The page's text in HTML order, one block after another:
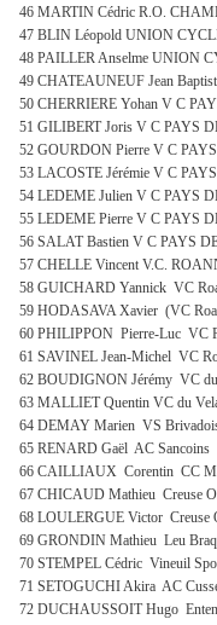
46 MARTIN Cédric R.O.
47 BLIN Léopold UNION
48 PAILLER Anselme UNION
49 CHATEAUNEUF Jean
50 CHERRIERE Yohan V C
51 GILIBERT Joris V C PAYS
52 GOURDON Pierre V C
53 LACOSTE Jérémie V C
54 LEDEME Julien V C PAYS
55 LEDEME Pierre V C PAYS
56 SALAT Bastien V C PAYS
57 CHELLE Vincent V.C.
58 GUICHARD Yannick VC
59 HODASAVA Xavier (VC
60 PHILIPPON Pierre-Luc VC
61 SAVINEL Jean-Michel VC
62 BOUDIGNON Jérémy VC
63 MALLIET Quentin VC du
64 DEMAY Marien VS
65 RENARD Gaël AC Sancoins
66 CAILLIAUX Corentin CC
67 CHICAUD Mathieu Creuse
68 LOULERGUE Victor Creuse
69 GRONDIN Mathieu Leu
70 STEMPEL Cédric Vineuil
71 SETOGUCHI Akira AC
72 DUCHAUSSOIT Hugo